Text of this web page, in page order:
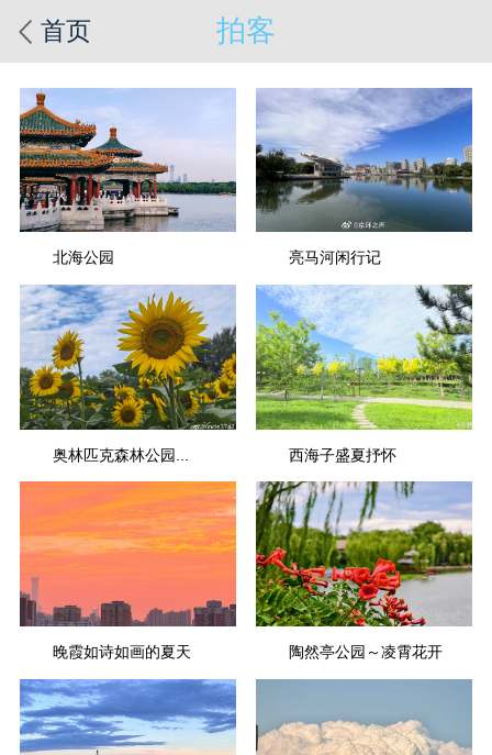
首页 拍客
北海公园 亮马河闲行记
奥林匹克森林公园... 西海子盛夏抒怀
晚霞如诗如画的夏天 陶然亭公园～凌霄花开